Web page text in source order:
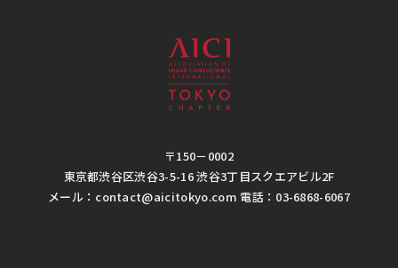
〒150－0002
東京都渋谷区渋谷3-5-16 渋谷3丁目スクエアビル2F
メール：contact@aicitokyo.com 電話：03-6868-6067